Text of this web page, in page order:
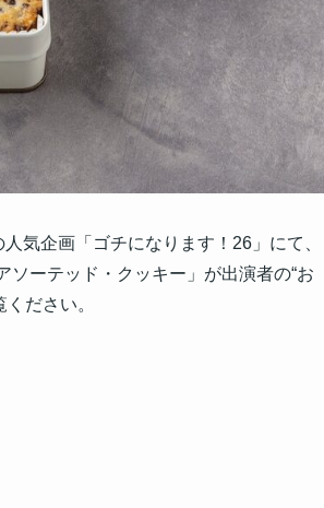
気企画「ゴチになります！26」にて、
ーテッド・クッキー」が出演者の“お
ださい。